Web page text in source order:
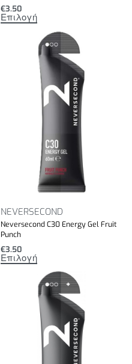
€3.50
Επιλογή
NEVERSECOND
Neversecond C30 Energy Gel Fruit
Punch
€3.50
Επιλογή